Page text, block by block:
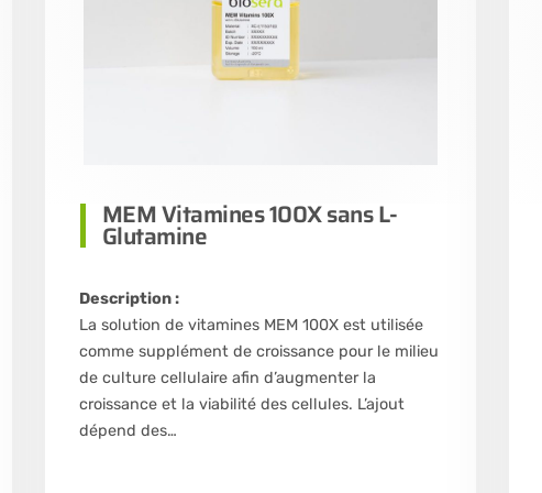
MEM Vitamines 100X sans L-
Glutamine
Description :
La solution de vitamines MEM 100X est utilisée
comme supplément de croissance pour le milieu
de culture cellulaire afin d’augmenter la
croissance et la viabilité des cellules. L’ajout
dépend des…